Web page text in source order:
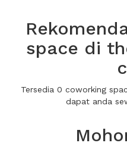
space di
Tersedia 0 coworking
dapat anda